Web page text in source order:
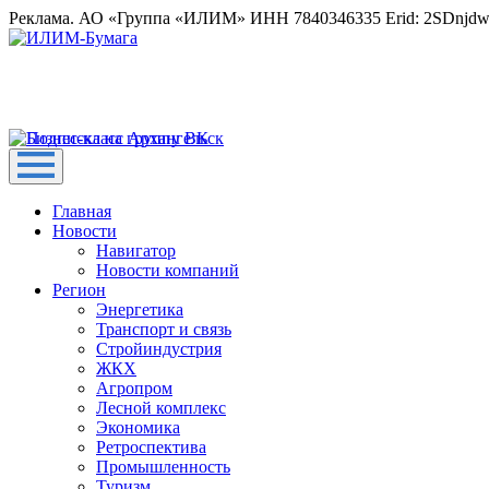
Реклама. АО «Группа «ИЛИМ» ИНН 7840346335 Erid:
Главная
Новости
Навигатор
Новости компаний
Регион
Энергетика
Транспорт и связь
Стройиндустрия
ЖКХ
Агропром
Лесной комплекс
Экономика
Ретроспектива
Промышленность